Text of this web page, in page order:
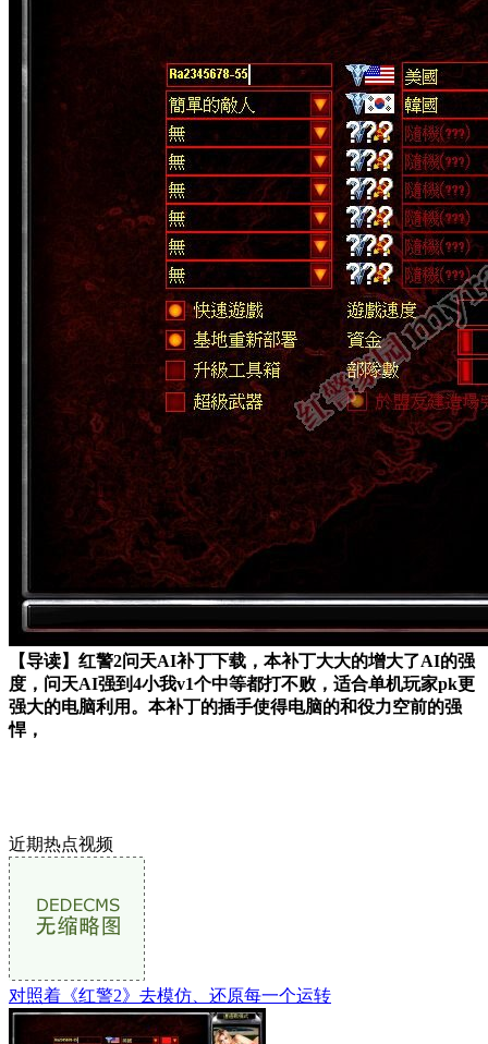
【导读】红警2问天AI补丁下载，本补丁大大的增大了AI的强
度，问天AI强到4小我v1个中等都打不败，适合单机玩家pk更
强大的电脑利用。本补丁的插手使得电脑的和役力空前的强
悍，
近期热点视频
对照着《红警2》去模仿、还原每一个运转